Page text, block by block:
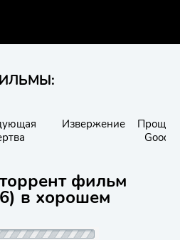
Извержение
фильм
в хорошем